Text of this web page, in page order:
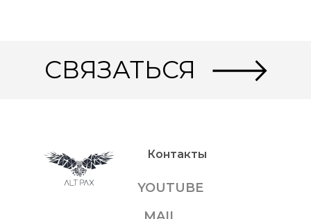
СВЯЗАТЬСЯ
Контакты
YOUTUBE